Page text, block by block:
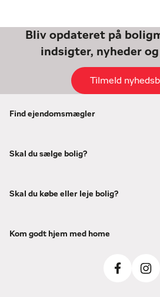
Bliv opdateret på
indsigter, nyheder
Tilmeld
Find ejendomsmægler
Skal du sælge bolig?
Skal du købe eller leje bolig?
Kom godt hjem med home